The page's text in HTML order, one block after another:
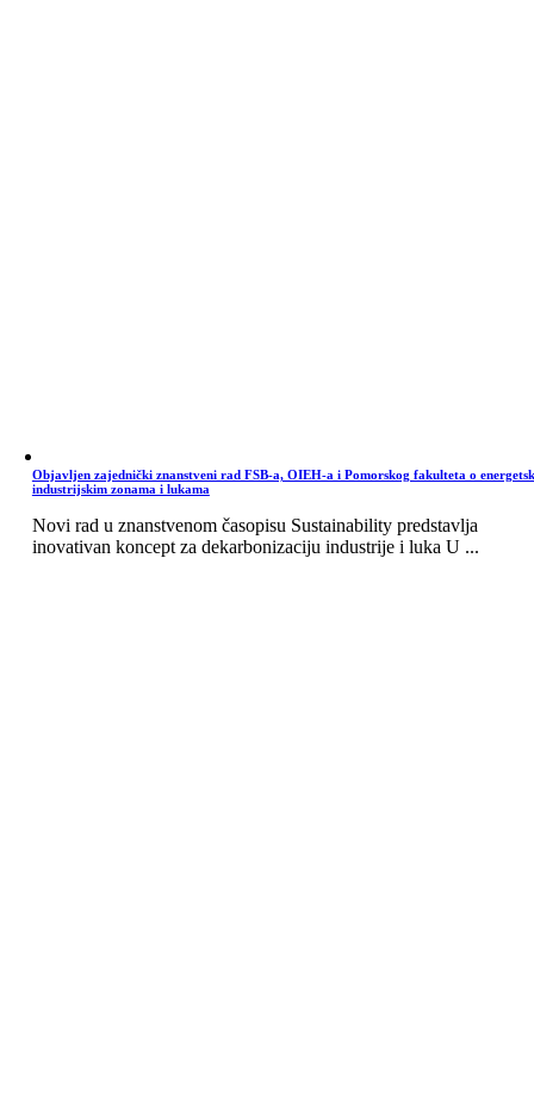
Objavljen zajednički znanstveni rad FSB-a, OIEH-a i Pomorskog fakulteta o
industrijskim zonama i lukama
Novi rad u znanstvenom časopisu Sustainability predstavlja
inovativan koncept za dekarbonizaciju industrije i luka U ...